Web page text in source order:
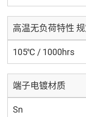
高温无负荷特性
105℃ / 1000hrs
端子电镀材质
Sn